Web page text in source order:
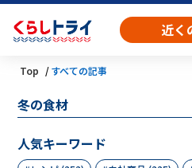
近く
Top すべての記事
冬の食材
人気キーワード